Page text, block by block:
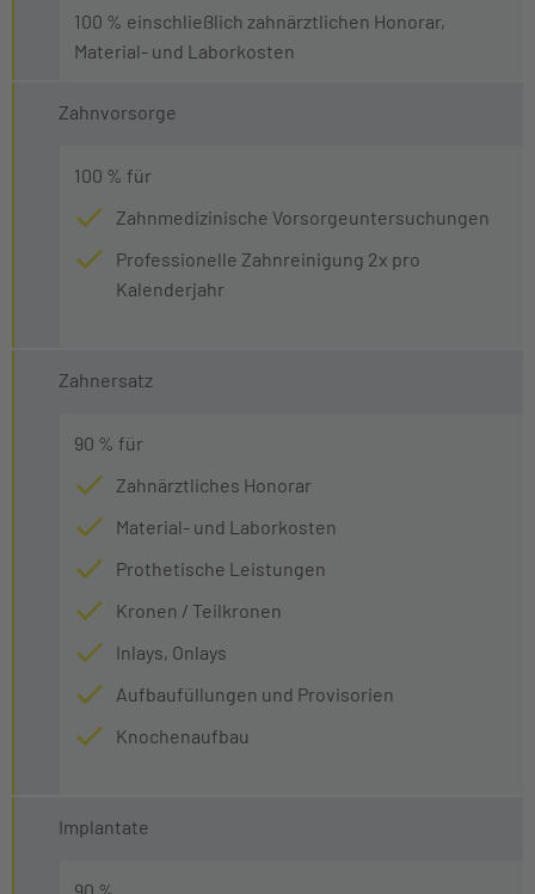
100 % einschließlich zahnärztlichen Honorar,
Material- und Laborkosten
Zahnvorsorge
100 % für
Zahnmedizinische Vorsorgeuntersuchungen
Professionelle Zahnreinigung 2x pro
Kalenderjahr
Zahnersatz
90 % für
Zahnärztliches Honorar
Material- und Laborkosten
Prothetische Leistungen
Kronen / Teilkronen
Inlays, Onlays
Aufbaufüllungen und Provisorien
Knochenaufbau
Implantate